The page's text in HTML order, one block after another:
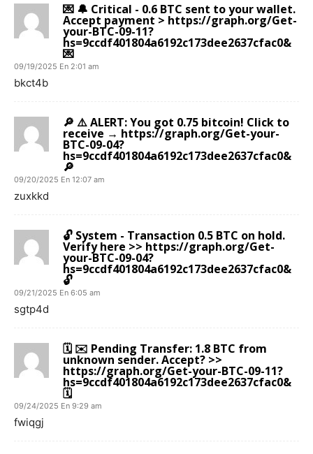
💌 🔔 Critical - 0.6 BTC sent to your wallet.
Accept payment > https://graph.org/Get-
your-BTC-09-11?
hs=9ccdf401804a6192c173dee2637cfac0&
💌
09/19/2025 En 2:01 am
bkct4b
🔎 ⚠️ ALERT: You got 0.75 bitcoin! Click to
receive → https://graph.org/Get-your-
BTC-09-04?
hs=9ccdf401804a6192c173dee2637cfac0&
🔎
09/20/2025 En 12:07 am
zuxkkd
🔓 System - Transaction 0.5 BTC on hold.
Verify here >> https://graph.org/Get-
your-BTC-09-04?
hs=9ccdf401804a6192c173dee2637cfac0&
🔓
09/21/2025 En 6:05 am
sgtp4d
🗓 ✉️ Pending Transfer: 1.8 BTC from
unknown sender. Accept? >>
https://graph.org/Get-your-BTC-09-11?
hs=9ccdf401804a6192c173dee2637cfac0&
🗓
09/24/2025 En 9:29 am
fwiqgj